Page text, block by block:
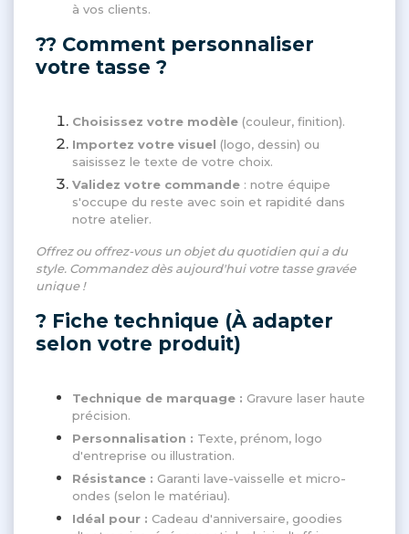
à vos clients.
?? Comment personnaliser
votre tasse ?
Choisissez votre modèle (couleur, finition).
Importez votre visuel (logo, dessin) ou
saisissez le texte de votre choix.
Validez votre commande : notre équipe
s'occupe du reste avec soin et rapidité dans
notre atelier.
Offrez ou offrez-vous un objet du quotidien qui a du
style. Commandez dès aujourd'hui votre tasse gravée
unique !
? Fiche technique (À adapter
selon votre produit)
Technique de marquage : Gravure laser haute
précision.
Personnalisation : Texte, prénom, logo
d'entreprise ou illustration.
Résistance : Garanti lave-vaisselle et micro-
ondes (selon le matériau).
Idéal pour : Cadeau d'anniversaire, goodies